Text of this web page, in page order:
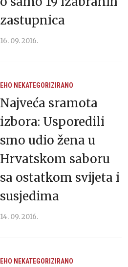
zastupnica
16. 09. 2016.
EHO NEKATEGORIZIRANO
Najveća sramota
izbora: Usporedili
smo udio žena u
Hrvatskom saboru
sa ostatkom svijeta i
susjedima
14. 09. 2016.
EHO NEKATEGORIZIRANO